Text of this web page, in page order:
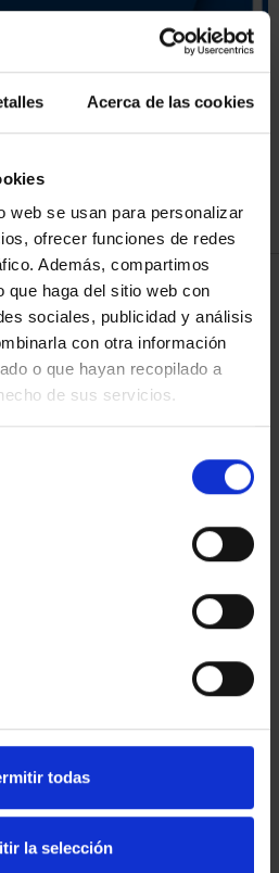
Acerca de las cookies
web se usan para personalizar
ofrecer funciones de redes
Además, compartimos
que haga del sitio web con
sociales, publicidad y análisis
con otra información
o que hayan recopilado a
de sus servicios.
todas
la selección
- DONOSTIA